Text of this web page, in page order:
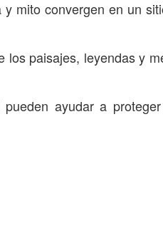
mito convergen en un
paisajes, leyendas y
ayudar a
en el Patreon
o el exceso